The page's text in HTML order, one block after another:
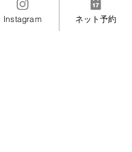
Instagram ネット予約